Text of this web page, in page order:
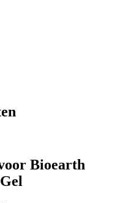
Bioearth